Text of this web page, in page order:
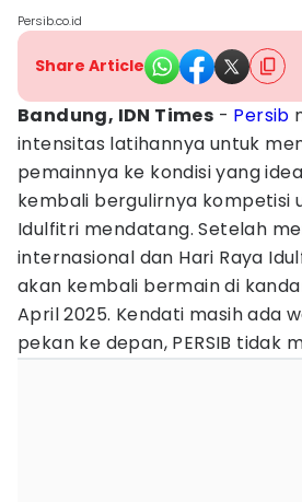
Persib.co.id
Share Article
Bandung, IDN Times - Persib
intensitas latihannya untuk
pemainnya ke kondisi yang
kembali bergulirnya kompetisi
Idulfitri mendatang. Setelah
internasional dan Hari Raya
akan kembali bermain di
April 2025. Kendati masih ada
pekan ke depan, PERSIB tidak